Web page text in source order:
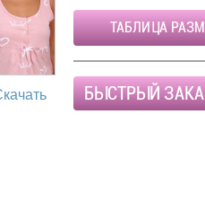
ТАБЛИЦА
БЫСТРЫЙ